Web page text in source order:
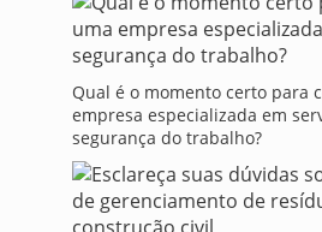
Qual é o momento certo para
empresa especializada em
segurança do trabalho?